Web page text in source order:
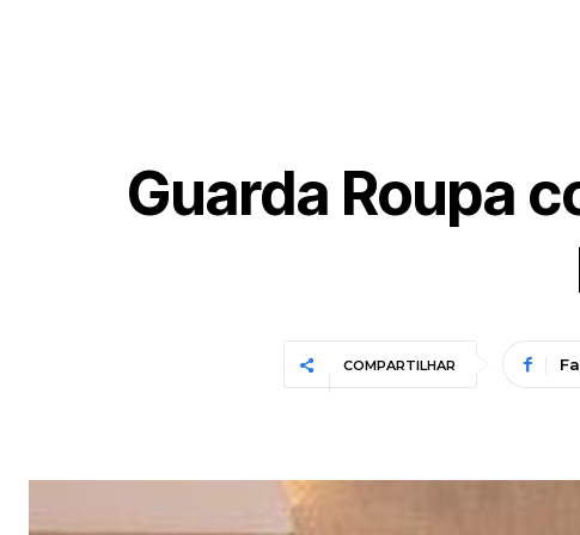
Guarda Roupa
COMPARTILHAR